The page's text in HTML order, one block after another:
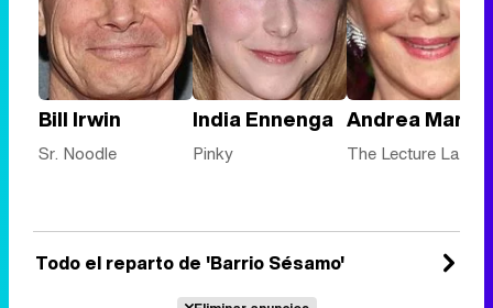
Bill Irwin
Sr. Noodle
India Ennenga
Pinky
Andrea Martin
The Lecture Lady
Todo el reparto de 'Barrio Sésamo'